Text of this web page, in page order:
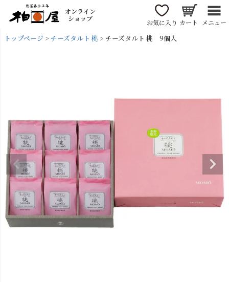
オンライン
ショップ
お気に入り カート メニュー
トップページ チーズタルト 桃 チーズタルト 桃 9個入